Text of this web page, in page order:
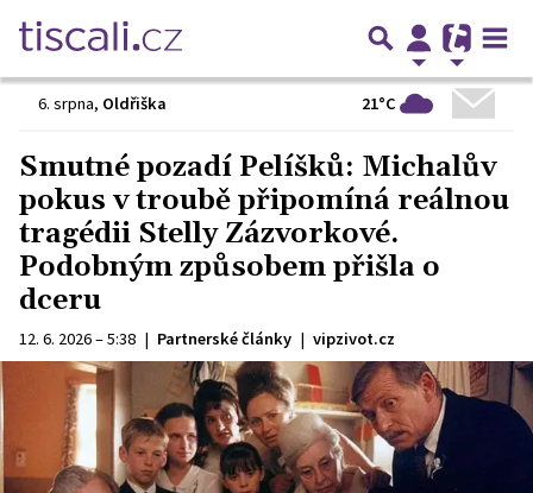
6. srpna, Oldřiška 21°C
Smutné pozadí Pelíšků: Michalův
pokus v troubě připomíná reálnou
tragédii Stelly Zázvorkové.
Podobným způsobem přišla o
dceru
12. 6. 2026 – 5:38 | Partnerské články | vipzivot.cz